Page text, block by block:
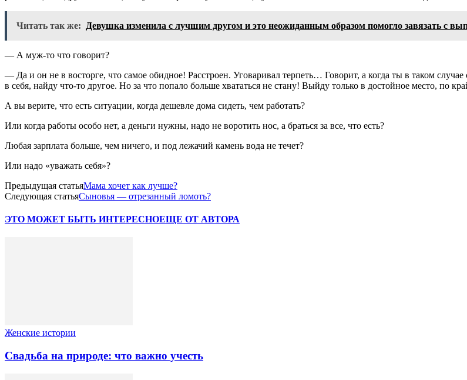
Читать так же: Девушка изменила с лучшим другом и это неожиданным образом помогло завязать с
— А муж-то что говорит?
— Да и он не в восторге, что самое обидное! Расстроен. Уговаривал терпеть… Говорит, а когда ты в таком
в себя, найду что-то другое. Но за что попало больше хвататься не стану! Выйду только в достойное место, по
А вы верите, что есть ситуации, когда дешевле дома сидеть, чем работать?
Или когда работы особо нет, а деньги нужны, надо не воротить нос, а браться за все, что есть?
Любая зарплата больше, чем ничего, и под лежачий камень вода не течет?
Или надо «уважать себя»?
Предыдущая статьяМама хочет как лучше?
Следующая статьяСыновья — отрезанный ломоть?
ЭТО МОЖЕТ БЫТЬ ИНТЕРЕСНОЕЩЕ ОТ АВТОРА
Женские истории
Свадьба на природе: что важно учесть